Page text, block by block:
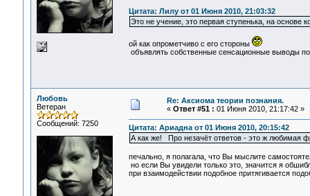
Цитата: Лилу от 01 Июня 2010, 21:03:32
Это не учение, это первая ступенька, на
ой как опрометчиво с его стороны
объявлять собственные сенсационные выводы
Любовь
Ветеран
Сообщений: 7250
Re: Аксиома теории познания.
« Ответ #51 : 01 Июня 2010, 21:17:42 »
Цитата: Ариадна от 01 Июня 2010, 20:15:42
А как же! Про незачёт ответов - это ж любимая
печально, я полагала, что Вы мыслите
но если Вы увидели только это, значится я
при взаимодействии подобное притягивается